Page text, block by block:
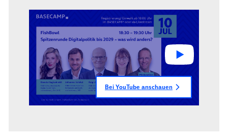
Bei YouTube anschauen